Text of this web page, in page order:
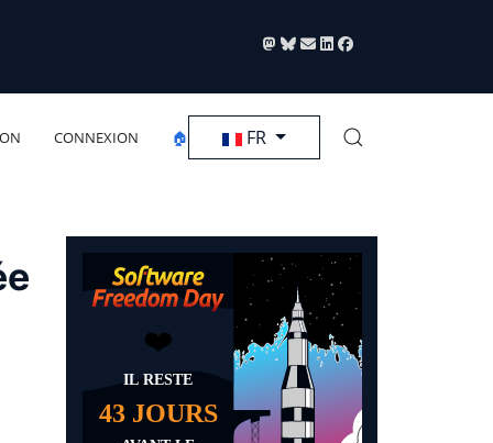
CONNEXION 🏠 Sélectionnez votre langue
FR